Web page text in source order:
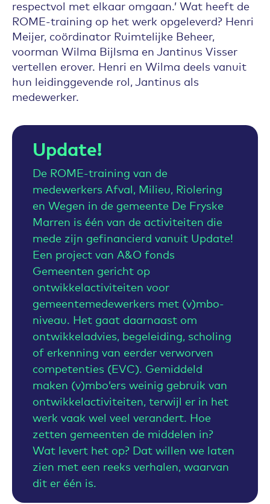
respectvol met elkaar omgaan.’ Wat heeft de
ROME-training op het werk opgeleverd? Henri
Meijer, coördinator Ruimtelijke Beheer,
voorman Wilma Bijlsma en Jantinus Visser
vertellen erover. Henri en Wilma deels vanuit
hun leidinggevende rol, Jantinus als
medewerker.
Update!
De ROME-training van de
medewerkers Afval, Milieu, Riolering
en Wegen in de gemeente De Fryske
Marren is één van de activiteiten die
mede zijn gefinancierd vanuit Update!
Een project van A&O fonds
Gemeenten gericht op
ontwikkelactiviteiten voor
gemeentemedewerkers met (v)mbo-
niveau. Het gaat daarnaast om
ontwikkeladvies, begeleiding, scholing
of erkenning van eerder verworven
competenties (EVC). Gemiddeld
maken (v)mbo’ers weinig gebruik van
ontwikkelactiviteiten, terwijl er in het
werk vaak wel veel verandert. Hoe
zetten gemeenten de middelen in?
Wat levert het op? Dat willen we laten
zien met een reeks verhalen, waarvan
dit er één is.